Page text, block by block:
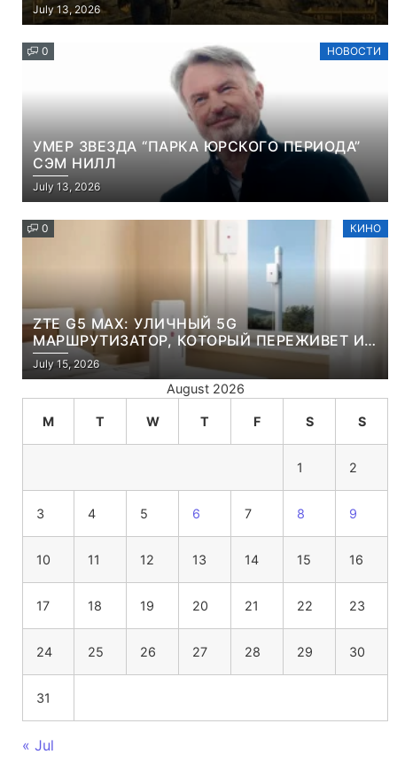
July 13, 2026
0 НОВОСТИ
УМЕР ЗВЕЗДА “ПАРКА ЮРСКОГО ПЕРИОДА”
СЭМ НИЛЛ
July 13, 2026
0 КИНО
ZTE G5 MAX: УЛИЧНЫЙ 5G
МАРШРУТИЗАТОР, КОТОРЫЙ ПЕРЕЖИВЕТ И
ЛЮТУЮ ЗИМУ, И ЖАРКОЕ ЛЕТО
July 15, 2026
August 2026
M T W T F S S
1 2
3 4 5 6 7 8 9
10 11 12 13 14 15 16
17 18 19 20 21 22 23
24 25 26 27 28 29 30
31
« Jul